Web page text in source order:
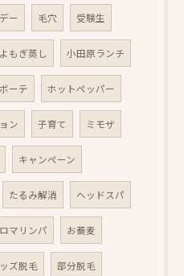
ー 毛穴 受験生
よもぎ蒸し 小田原ランチ
ーテ ホットペッパー
ン 子育て ミモザ
キャンペーン
たるみ解消 ヘッドスパ
マリンパ お蕎麦
ズ脱毛 部分脱毛